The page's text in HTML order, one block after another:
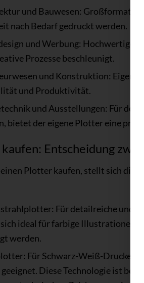
und Bauwesen: Großformatige
nach Bedarf gedruckt werden.
und Werbung: Hochwertige
Prozesse beschleunigt.
und Konstruktion:
und Produktivität.
und Ausstellungen: Für
bietet der eigene Plotter eine
Entscheidung
Plotter kaufen, stellt sich die
Für detailreiche und
ideal für farbige Illustrationen
werden.
Für Schwarz-Weiß-Drucke
geeignet. Diese Technologie ist